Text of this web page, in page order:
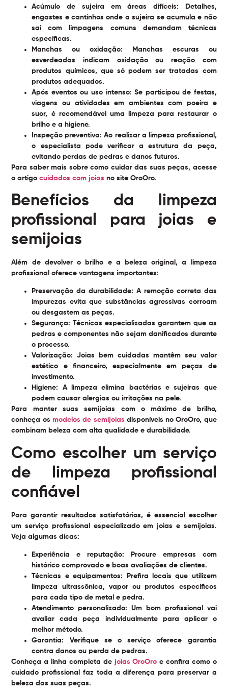
Acúmulo de sujeira em áreas difíceis: Detalhes,
engastes e cantinhos onde a sujeira se acumula e não
sai com limpagens comuns demandam técnicas
específicas.
Manchas ou oxidação: Manchas escuras ou
esverdeadas indicam oxidação ou reação com
produtos químicos, que só podem ser tratadas com
produtos adequados.
Após eventos ou uso intenso: Se participou de festas,
viagens ou atividades em ambientes com poeira e
suor, é recomendável uma limpeza para restaurar o
brilho e a higiene.
Inspeção preventiva: Ao realizar a limpeza profissional,
o especialista pode verificar a estrutura da peça,
evitando perdas de pedras e danos futuros.
Para saber mais sobre como cuidar das suas peças, acesse
o artigocuidados com joias no site OroOro.
Benefícios da limpeza
profissional para joias e
semijoias
Além de devolver o brilho e a beleza original, a limpeza
profissional oferece vantagens importantes:
Preservação da durabilidade: A remoção correta das
impurezas evita que substâncias agressivas corroam
ou desgastem as peças.
Segurança: Técnicas especializadas garantem que as
pedras e componentes não sejam danificados durante
o processo.
Valorização: Joias bem cuidadas mantêm seu valor
estético e financeiro, especialmente em peças de
investimento.
Higiene: A limpeza elimina bactérias e sujeiras que
podem causar alergias ou irritações na pele.
Para manter suas semijoias com o máximo de brilho,
conheça os modelos de semijoias disponíveis no OroOro, que
combinam beleza com alta qualidade e durabilidade.
Como escolher um serviço
de limpeza profissional
confiável
Para garantir resultados satisfatórios, é essencial escolher
um serviço profissional especializado em joias e semijoias.
Veja algumas dicas:
Experiência e reputação: Procure empresas com
histórico comprovado e boas avaliações de clientes.
Técnicas e equipamentos: Prefira locais que utilizem
limpeza ultrassônica, vapor ou produtos específicos
para cada tipo de metal e pedra.
Atendimento personalizado: Um bom profissional vai
avaliar cada peça individualmente para aplicar o
melhor método.
Garantia: Verifique se o serviço oferece garantia
contra danos ou perda de pedras.
Conheça a linha completa de joias OroOro e confira como o
cuidado profissional faz toda a diferença para preservar a
beleza das suas peças.